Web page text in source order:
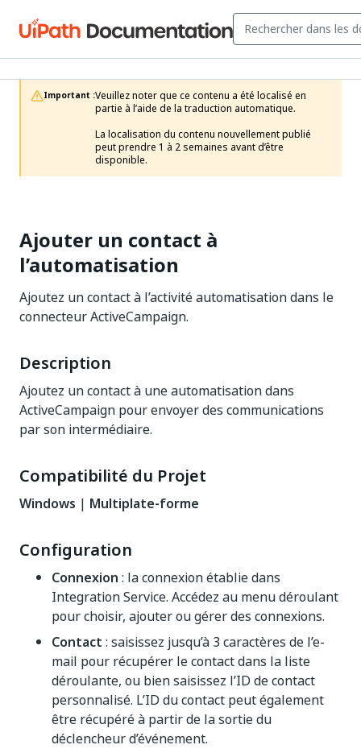
Important :Veuillez noter que ce contenu a été localisé en
partie à l’aide de la traduction automatique.
La localisation du contenu nouvellement publié
peut prendre 1 à 2 semaines avant d’être
disponible.
Ajouter un contact à
l’automatisation
Ajoutez un contact à l’activité automatisation dans le
connecteur ActiveCampaign.
Description
Ajoutez un contact à une automatisation dans
ActiveCampaign pour envoyer des communications
par son intermédiaire.
Compatibilité du Projet
Windows | Multiplate-forme
Configuration
Connexion : la connexion établie dans
Integration Service. Accédez au menu déroulant
pour choisir, ajouter ou gérer des connexions.
Contact : saisissez jusqu’à 3 caractères de l’e-
mail pour récupérer le contact dans la liste
déroulante, ou bien saisissez l’ID de contact
personnalisé. L’ID du contact peut également
être récupéré à partir de la sortie du
déclencheur d’événement.